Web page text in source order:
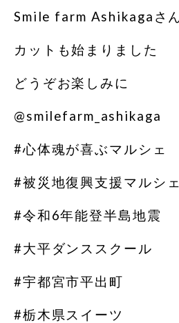
Smile farm Ashikagaさ
カットも始まりました
どうぞお楽しみに
@smilefarm_ashikaga
#心体魂が喜ぶマルシェ
#被災地復興支援マルシェ
#令和6年能登半島地震
#大平ダンススクール
#宇都宮市平出町
#栃木県スイーツ